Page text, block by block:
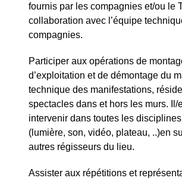
fournis par les compagnies et/ou le
collaboration avec l’équipe
compagnies.
Participer aux opérations de
d’exploitation et de démontage du
technique des manifestations,
spectacles dans et hors les murs. Il/
intervenir dans toutes les
(lumière, son, vidéo, plateau, ..)en
autres régisseurs du lieu.
Assister aux répétitions et